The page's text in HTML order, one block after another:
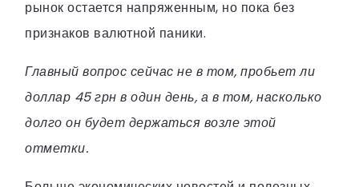
рынок остается напряженным, но пока без
признаков валютной паники.
Главный вопрос сейчас не в том, пробьет ли
доллар 45 грн в один день, а в том, насколько
долго он будет держаться возле этой
отметки.